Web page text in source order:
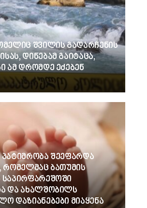
შვილის გადარჩენის
დინებამ გაიტაცა,
ამ დრომდე ეძებენ
შეეფარდა
რომელმაც ბათუმის
საპირფარეშოში
და ახალშობილს
დაზიანებები მიაყენა